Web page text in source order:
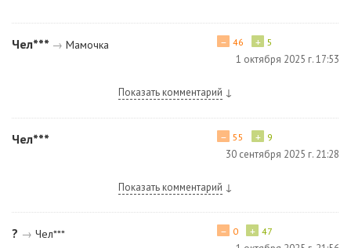
Чел*** → Мамочка + 5
− 46
1 октября 2025 г. 17:53
Показать комментарий ↓
Чел*** + 9
− 55
30 сентября 2025 г. 21:28
Показать комментарий ↓
? → Чел*** + 47
− 0